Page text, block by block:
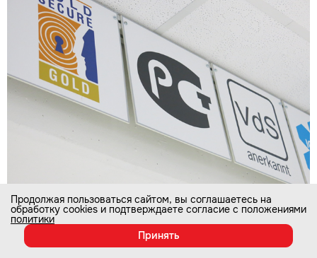
Всевозможные тесты на удары, растяжения и сжатия,
погружение в "солевые ванны" и иные агрессивные условия
Продолжая пользоваться сайтом, вы соглашаетесь на
обработку cookies и подтверждаете согласие с положениями
политики
Принять